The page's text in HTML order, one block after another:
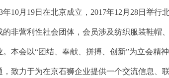
月19日在北京成立，2017年12月28日举行
的非营利性社会团体，会员涉及纺织服装鞋
本会以“团结、奉献、拼搏、创新”为立会
，致力于为在京石狮企业提供一个交流信息